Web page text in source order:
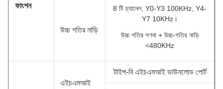
ফাংশন
উচ্চ গতির নাড়ি
8 টি চ্যানেল, Y0-Y3 100KHz, Y4-
Y7 10KHz।
উচ্চ গতির গণনা + উচ্চ-গতির নাড়ি
<480KHz
এইচএমআই
টাইপ-বি এইচএমআই ডাউনলোড পোর্ট